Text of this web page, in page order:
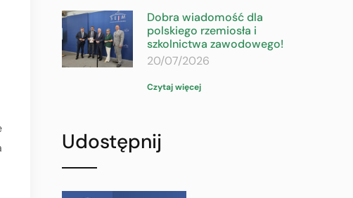
Dobra wiadomość dla
polskiego rzemiosła i
szkolnictwa zawodowego!
20/07/2026
Czytaj więcej
Udostępnij